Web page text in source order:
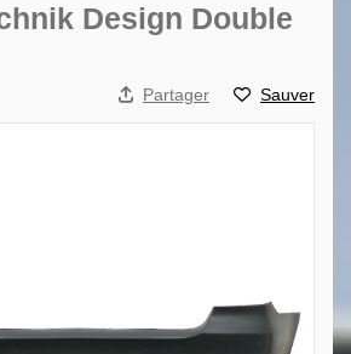
Design Double
Partager Sauver